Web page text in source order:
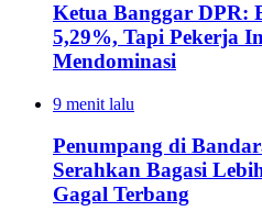
Ketua Banggar DPR:
5,29%, Tapi Pekerja
Mendominasi
9 menit lalu
Penumpang di
Serahkan Bagasi
Gagal Terbang